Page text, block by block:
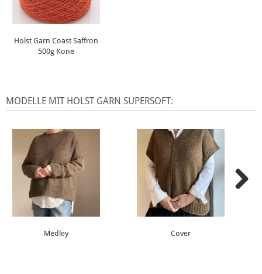
Holst Garn Coast Saffron
500g Kone
MODELLE MIT HOLST GARN SUPERSOFT:
Medley Cover